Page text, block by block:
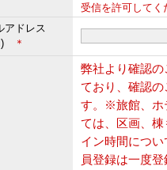
受信を許可してく
アドレス
)
＊
弊社より確認
ており、確認
す。※旅館、ホ
ては、区画、
イン時間につ
員登録は一度